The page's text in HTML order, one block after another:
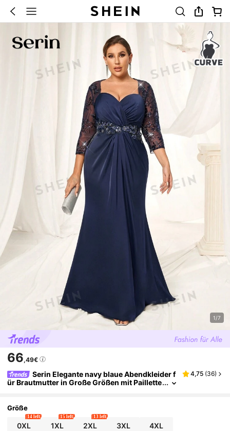
1/7
66,49€
Serin Elegante navy blaue Abendkleider f
ür Brautmutter in Große Größen mit Paillette
t und Halbarm im Fishtail-Stil
4,75 (36)
Größe
0XL
14 left
1XL
15 left
2XL
13 left
3XL 4XL